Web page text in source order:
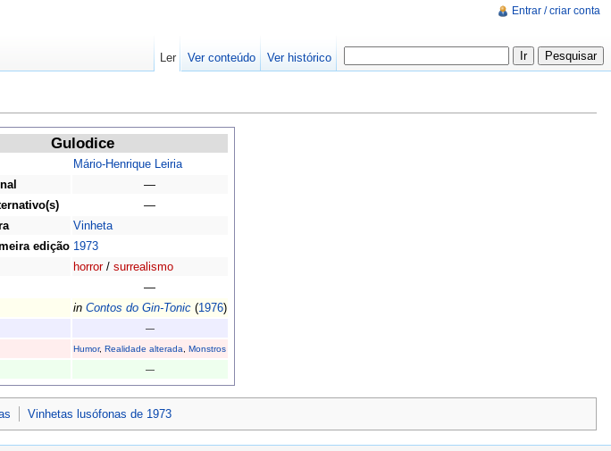
Gulodice
Mário-Henrique Leiria
—
—
Vinheta
edição 1973
horror/ surrealismo
—
in Contos do Gin-Tonic(1976)
—
Humor, Realidade alterada Monstros
—
Vinhetas lusófonas de 1973
Entrar / criar conta
Ler Ver conteúdo Ver histórico